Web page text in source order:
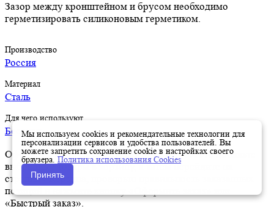
Зазор между кронштейном и брусом необходимо
герметизировать силиконовым герметиком.
Производство
Россия
Материал
Сталь
Для чего используют
Беседки
Оформить заказ на нашем сайте легко. Просто добавьте
выбранные товары в корзину, а затем перейдите на
страницу Корзина, проверьте правильность заказанных
позиций и нажмите кнопку «Оформить заказ» или
«Быстрый заказ».
Мы используем cookies и рекомендательные технологии для
персонализации сервисов и удобства пользователей. Вы
можете запретить сохранение cookie в настройках своего
браузера. Политика использования Cookies
Принять